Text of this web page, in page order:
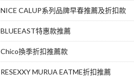
NICE CALUP系列品牌早春推薦及折扣款
BLUEEAST特惠款推薦
Chico換季折扣推薦款
RESEXXY MURUA EATME折扣推薦